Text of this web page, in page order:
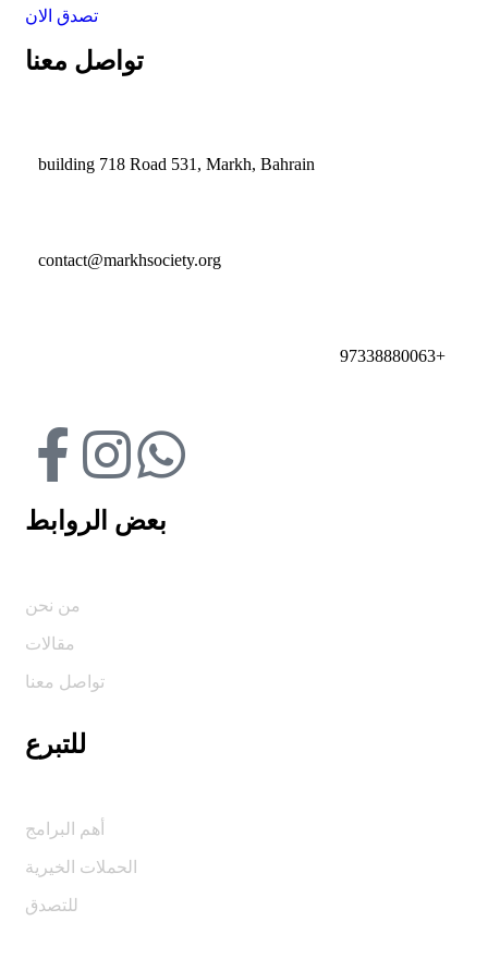
تصدق الان
تواصل معنا
building 718 Road 531, Markh, Bahrain
contact@markhsociety.org
97338880063+
بعض الروابط
من نحن
مقالات
تواصل معنا
للتبرع
أهم البرامج
الحملات الخيرية
للتصدق